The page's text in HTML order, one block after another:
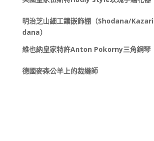
明治芝山細工鑲嵌飾棚（Shodana/
dana）
維也納皇家特許Anton Pokorny三角鋼琴
德國麥森公羊上的裁縫師